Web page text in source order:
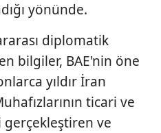
yönünde.
diplomatik
bilgiler, BAE'nin öne
yıldır İran
ticari ve
ve